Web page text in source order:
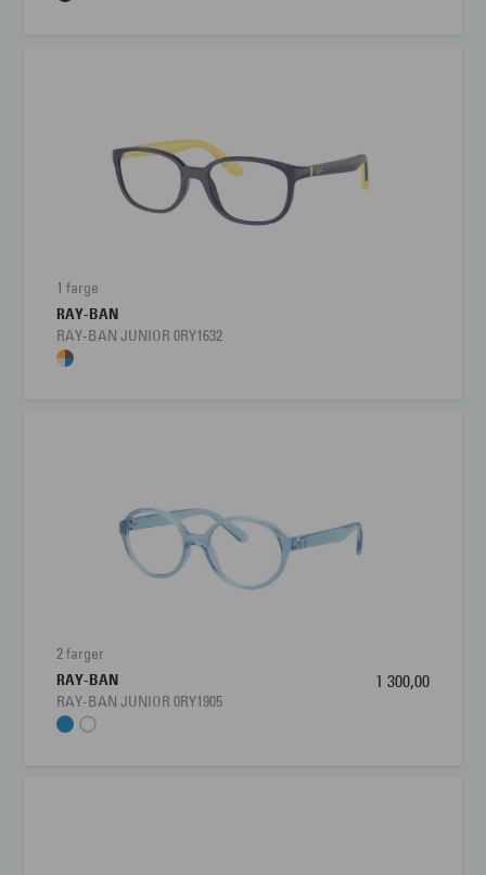
1 farge
RAY-BAN
RAY-BAN JUNIOR 0RY1632
2 farger
RAY-BAN
RAY-BAN JUNIOR 0RY1905
1 300,00